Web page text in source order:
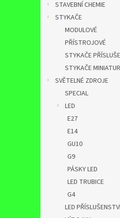
STAVEBNÍ CHEMIE
STYKAČE
MODULOVÉ
PŘÍSTROJOVÉ
STYKAČE
STYKAČE
SVĚTELNÉ ZDROJE
SPECIAL
LED
E27
E14
GU10
G9
PÁSKY LED
LED TRUBICE
G4
LED